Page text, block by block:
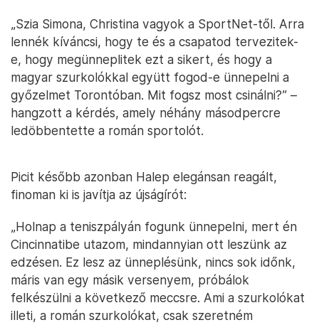
„Szia Simona, Christina vagyok a SportNet-től. Arra
lennék kíváncsi, hogy te és a csapatod tervezitek-
e, hogy megünneplitek ezt a sikert, és hogy a
magyar szurkolókkal együtt fogod-e ünnepelni a
győzelmet Torontóban. Mit fogsz most csinálni?” –
hangzott a kérdés, amely néhány másodpercre
ledöbbentette a román sportolót.
Picit később azonban Halep elegánsan reagált,
finoman ki is javítja az újságírót:
„Holnap a teniszpályán fogunk ünnepelni, mert én
Cincinnatibe utazom, mindannyian ott leszünk az
edzésen. Ez lesz az ünneplésünk, nincs sok időnk,
máris van egy másik versenyem, próbálok
felkészülni a következő meccsre. Ami a szurkolókat
illeti, a román szurkolókat, csak szeretném